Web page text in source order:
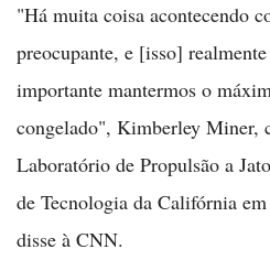
"Há muita coisa acontecendo
preocupante, e [isso]
importante mantermos o
congelado", Kimberley Miner,
Laboratório de Propulsão a
de Tecnologia da Califórnia
disse à CNN.